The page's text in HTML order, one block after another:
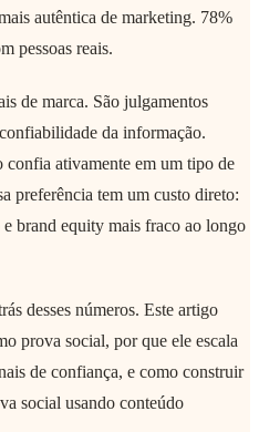
autêntica de marketing. 78%
pessoas reais.
de marca. São julgamentos
da informação.
ativamente em um tipo de
preferência tem um custo direto:
brand equity mais fraco ao longo
desses números. Este artigo
prova social, por que ele escala
de confiança, e como construir
social usando conteúdo